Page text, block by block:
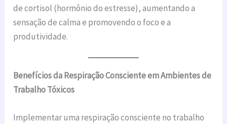
de cortisol (hormônio do estresse), aumentando a
sensação de calma e promovendo o foco e a
produtividade.
Benefícios da Respiração Consciente em Ambientes de
Trabalho Tóxicos
Implementar uma respiração consciente no trabalho